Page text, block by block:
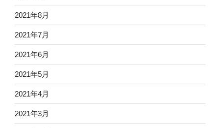
2021年8月
2021年7月
2021年6月
2021年5月
2021年4月
2021年3月